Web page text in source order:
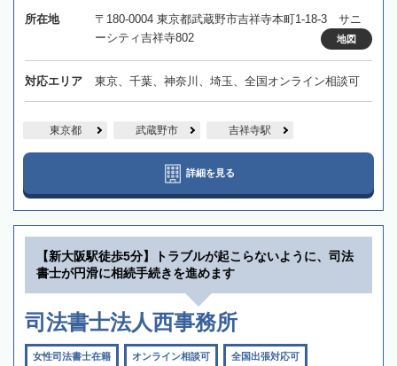
所在地
〒180-0004 東京都武蔵野市吉祥寺本町1-18-3 サニ
ーシティ吉祥寺802
地図
対応エリア 東京、千葉、神奈川、埼玉、全国オンライン相談可
東京都 武蔵野市 吉祥寺駅
詳細を見る
【新大阪駅徒歩5分】トラブルが起こらないように、司法
書士が円滑に相続手続きを進めます
司法書士法人西事務所
女性司法書士在籍 オンライン相談可 全国出張対応可